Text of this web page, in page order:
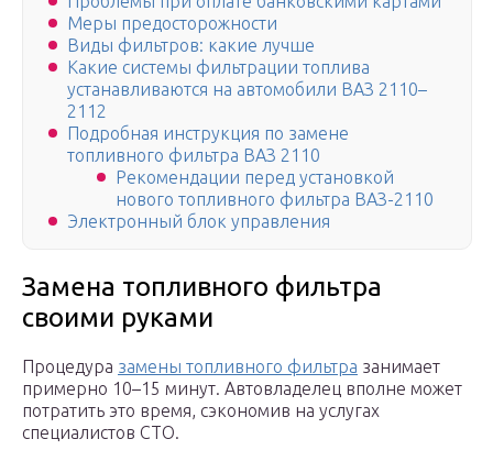
Mepы пpeдocтopoжнocти
Виды фильтров: какие лучше
Какие системы фильтрации топлива
устанавливаются на автомобили ВАЗ 2110–
2112
Подробная инструкция по замене
топливного фильтра ВАЗ 2110
Рекомендации перед установкой
нового топливного фильтра ВАЗ-2110
Электронный блок управления
Замена топливного фильтра
своими руками
Процедура замены топливного фильтра занимает
примерно 10–15 минут. Автовладелец вполне может
потратить это время, сэкономив на услугах
специалистов СТО.